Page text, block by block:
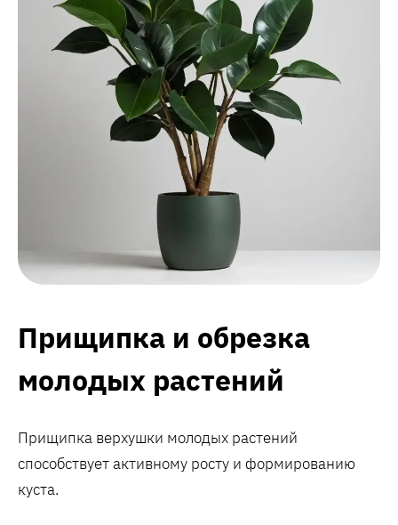
Прищипка и обрезка
молодых растений
Прищипка верхушки молодых растений
способствует активному росту и формированию
куста.